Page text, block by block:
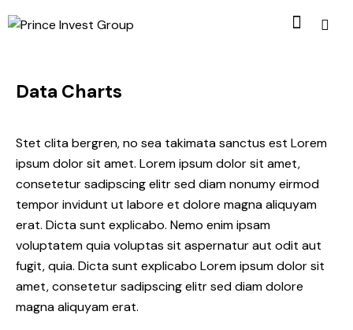
Data Charts
Stet clita bergren, no sea takimata sanctus est Lorem
ipsum dolor sit amet. Lorem ipsum dolor sit amet,
consetetur sadipscing elitr sed diam nonumy eirmod
tempor invidunt ut labore et dolore magna aliquyam
erat. Dicta sunt explicabo. Nemo enim ipsam
voluptatem quia voluptas sit aspernatur aut odit aut
fugit, quia. Dicta sunt explicabo Lorem ipsum dolor sit
amet, consetetur sadipscing elitr sed diam dolore
magna aliquyam erat.